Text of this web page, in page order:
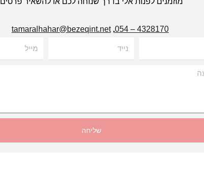
4328170 – 054
,
tamaralhahar@bezeqint.net
שליחה